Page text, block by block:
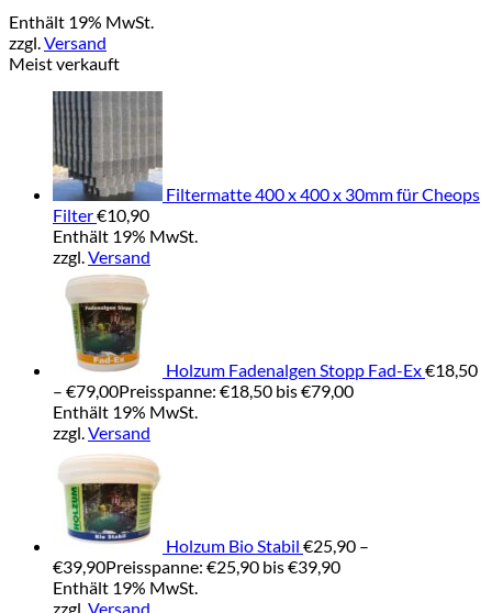
Enthält 19% MwSt.
zzgl.Versand
Meist verkauft
Filtermatte 400 x 400 x 30mm für Cheops
Filter€10,90
Enthält 19% MwSt.
zzgl.Versand
Holzum Fadenalgen Stopp Fad-Ex€18,50
– €79,00Preisspanne: €18,50 bis €79,00
Enthält 19% MwSt.
zzgl.Versand
Holzum Bio Stabil €25,90 –
€39,90Preisspanne: €25,90 bis €39,90
Enthält 19% MwSt.
zzgl. Versand